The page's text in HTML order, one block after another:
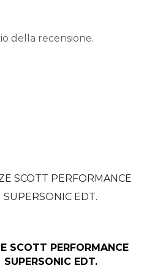
della recensione.
SCOTT PERFORMANCE
SUPERSONIC EDT.